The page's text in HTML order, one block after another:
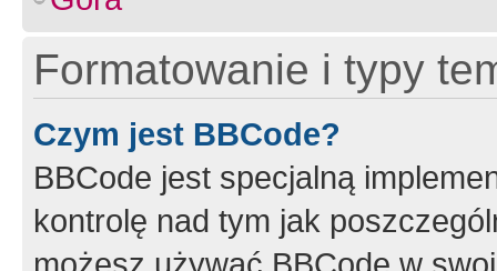
Formatowanie i typy
Czym jest BBCode?
BBCode jest specjalną
kontrolę nad tym jak